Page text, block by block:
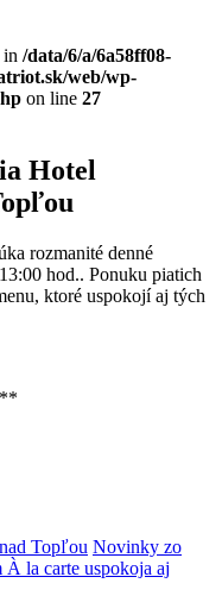
in /data/6/a/6a58ff08-
web/wp-
on line 27
Hotel
rozmanité denné
hod.. Ponuku piatich
ktoré uspokojí aj tých
Novinky zo
la carte uspokoja aj